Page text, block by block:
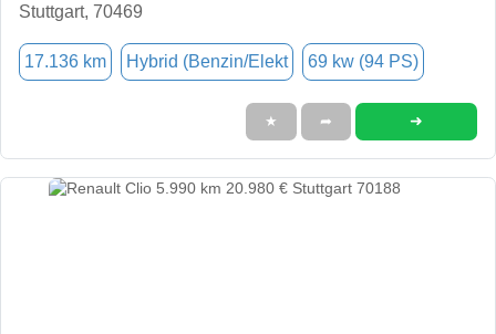
Stuttgart, 70469
17.136 km Hybrid (Benzin/Elekt 69 kw (94 PS)
★ ➦ ➜